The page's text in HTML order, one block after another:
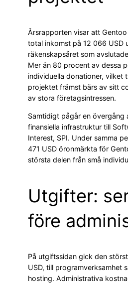
Årsrapporten visar att
total inkomst på 12 066 USD
räkenskapsåret som
Mer än 80 procent av dessa
individuella donationer, vilket
projektet främst bärs av sitt
av stora företagsintressen.
Samtidigt pågår en övergång
finansiella infrastruktur till
Interest, SPI. Under samma
471 USD öronmärkta för
största delen från små
Utgifter:
före
På utgiftssidan gick den
USD, till programverksamhet
hosting. Administrativa